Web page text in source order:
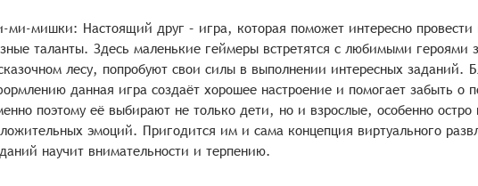
ми-мишки: Настоящий друг – игра, которая поможет интересно провести
таланты. Здесь маленькие геймеры встретятся с любимыми героями
лесу, попробуют свои силы в выполнении интересных заданий.
данная игра создаёт хорошее настроение и помогает забыть о
поэтому её выбирают не только дети, но и взрослые, особенно
эмоций. Пригодится им и сама концепция виртуального
научит внимательности и терпению.